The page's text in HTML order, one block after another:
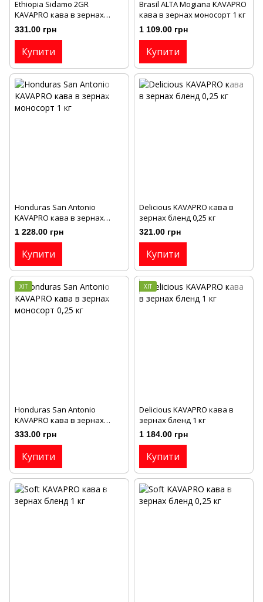
Ethiopia Sіdamo 2GR
KAVAPRO кава в зернах
моносорт 0,25 кг
331.00 грн
Купити
Brasil ALTA Mogianа KAVAPRO
кава в зернах моносорт 1 кг
1 109.00 грн
Купити
Honduras San Antonio
KAVAPRO кава в зернах
моносорт 1 кг
1 228.00 грн
Купити
Delicious KAVAPRO кава в
зернах бленд 0,25 кг
321.00 грн
Купити
ХІТ
Honduras San Antonio
KAVAPRO кава в зернах
моносорт 0,25 кг
333.00 грн
Купити
ХІТ
Delicious KAVAPRO кава в
зернах бленд 1 кг
1 184.00 грн
Купити